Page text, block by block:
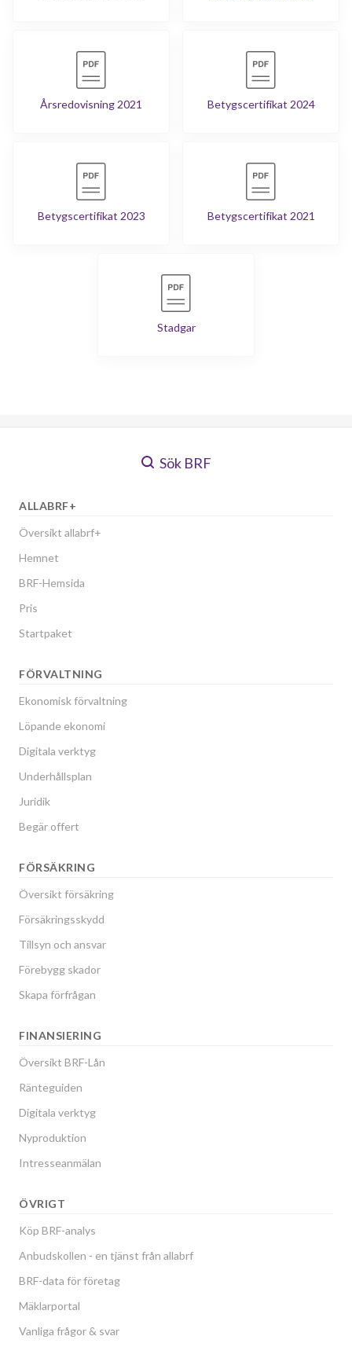
Årsredovisning 2021 Betygscertifikat 2024
Betygscertifikat 2023 Betygscertifikat 2021
Stadgar
Sök BRF
ALLABRF+
Översikt allabrf+
Hemnet
BRF-Hemsida
Pris
Startpaket
FÖRVALTNING
Ekonomisk förvaltning
Löpande ekonomi
Digitala verktyg
Underhållsplan
Juridik
Begär offert
FÖRSÄKRING
Översikt försäkring
Försäkringsskydd
Tillsyn och ansvar
Förebygg skador
Skapa förfrågan
FINANSIERING
Översikt BRF-Lån
Ränteguiden
Digitala verktyg
Nyproduktion
Intresseanmälan
ÖVRIGT
Köp BRF-analys
Anbudskollen - en tjänst från allabrf
BRF-data för företag
Mäklarportal
Vanliga frågor & svar